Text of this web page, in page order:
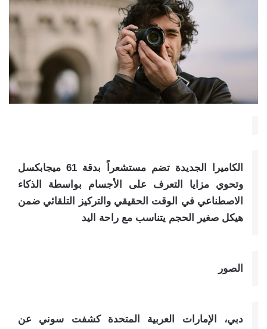
الكاميرا الجديدة تضم مستشعراً بدقة 61 ميجابكسل
وتحوي مزايا التعرف على الأجسام بواسطة الذكاء
الاصطناعي في الوقت الحقيقي والتركيز التلقائي ضمن
هيكل صغير الحجم يتناسب مع راحة اليد
الصور
دبي، الإمارات العربية المتحدة كشفت سوني عن